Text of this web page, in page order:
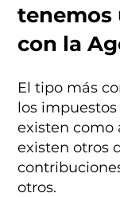
tenemos
con la
El tipo más
los
existen como
existen otros
otros.